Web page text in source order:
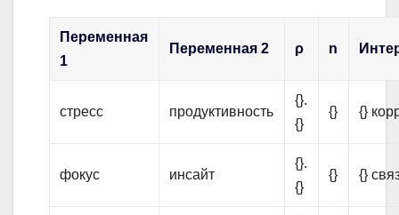
Переменная
1
Переменная 2 ρ n
стресс продуктивность
{}.
{}
{} {}
фокус инсайт
{}.
{}
{} {}